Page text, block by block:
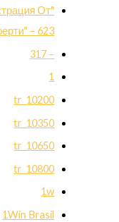
От
– 623
– 317
1
10200_tr
10350_tr
10650_tr
10800_tr
1w
1Win Brasil